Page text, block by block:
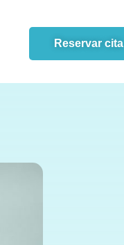
Reservar cita